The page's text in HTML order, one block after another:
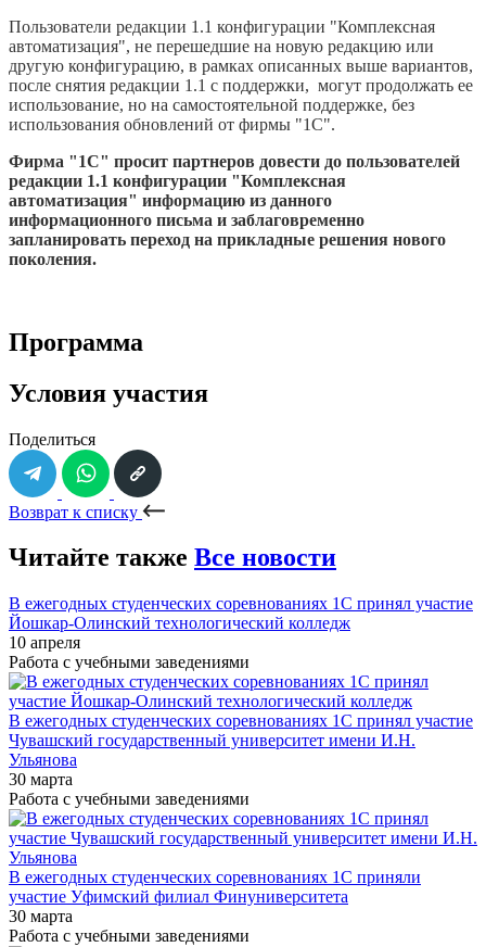
Пользователи редакции 1.1 конфигурации "Комплексная
автоматизация", не перешедшие на новую редакцию или
другую конфигурацию, в рамках описанных выше вариантов,
после снятия редакции 1.1 с поддержки, могут продолжать ее
использование, но на самостоятельной поддержке, без
использования обновлений от фирмы "1С".
Фирма "1С" просит партнеров довести до пользователей
редакции 1.1 конфигурации "Комплексная
автоматизация" информацию из данного
информационного письма и заблаговременно
запланировать переход на прикладные решения нового
поколения.
Программа
Условия участия
Поделиться
Возврат к списку
Читайте также Все новости
В ежегодных студенческих соревнованиях 1С принял участие
Йошкар-Олинский технологический колледж
10 апреля
Работа с учебными заведениями
В ежегодных студенческих соревнованиях 1С принял участие
Чувашский государственный университет имени И.Н.
Ульянова
30 марта
Работа с учебными заведениями
В ежегодных студенческих соревнованиях 1С приняли
участие Уфимский филиал Финуниверситета
30 марта
Работа с учебными заведениями